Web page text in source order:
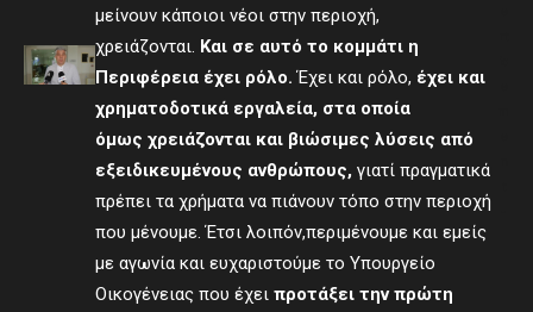
μείνουν κάποιοι νέοι στην περιοχή,
χρειάζονται. Και σε αυτό το κομμάτι η
Περιφέρεια έχει ρόλο. Έχει και ρόλο, έχει και
χρηματοδοτικά εργαλεία, στα οποία
όμωςχρειάζονται και βιώσιμες λύσεις από
εξειδικευμένους ανθρώπους, γιατί πραγματικά
πρέπει τα χρήματα να πιάνουν τόπο στην περιοχή
που μένουμε. Έτσι λοιπόν,περιμένουμε και εμείς
με αγωνία και ευχαριστούμε το Υπουργείο
Οικογένειας που έχειπροτάξει την πρώτη